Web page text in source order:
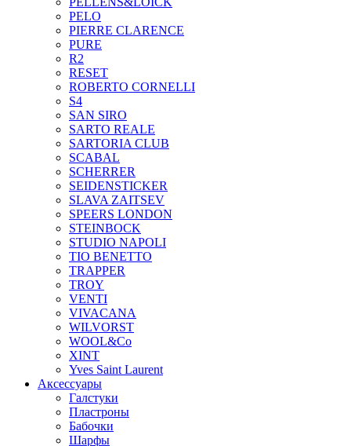
PELO
PIERRE CLARENCE
PURE
R2
RESET
ROBERTO CORNELLI
S4
SAN SIRO
SARTO REALE
SARTORIA CLUB
SCABAL
SCHERRER
SEIDENSTICKER
SLAVA ZAITSEV
SPEERS LONDON
STEINBOCK
STUDIO NAPOLI
TIO BENETTO
TRAPPER
TROY
VENTI
VIVACANA
WILVORST
WOOL&Co
XINT
Yves Saint Laurent
Аксессуары
Галстуки
Пластроны
Бабочки
Шарфы